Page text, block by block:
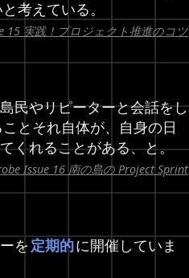
考えている。
15 実践！プロジェクト推進のコツ
民やリピーターと会話をし
とそれ自体が、自身の日
くれることがある、と。
Issue 16 南の島の Project Sprint
を 定期的に開催していま